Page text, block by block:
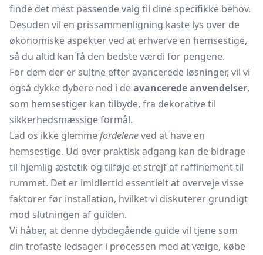
finde det mest passende valg til dine specifikke behov.
Desuden vil en prissammenligning kaste lys over de
økonomiske aspekter ved at erhverve en hemsestige,
så du altid kan få den bedste værdi for pengene.
For dem der er sultne efter avancerede løsninger, vil vi
også dykke dybere ned i deavancerede anvendelser,
som hemsestiger kan tilbyde, fra dekorative til
sikkerhedsmæssige formål.
Lad os ikke glemmefordeleneved at have en
hemsestige. Ud over praktisk adgang kan de bidrage
til hjemlig æstetik og tilføje et strejf af raffinement til
rummet. Det er imidlertid essentielt at overveje visse
faktorer før installation, hvilket vi diskuterer grundigt
mod slutningen af guiden.
Vi håber, at denne dybdegående guide vil tjene som
din trofaste ledsager i processen med at vælge, købe